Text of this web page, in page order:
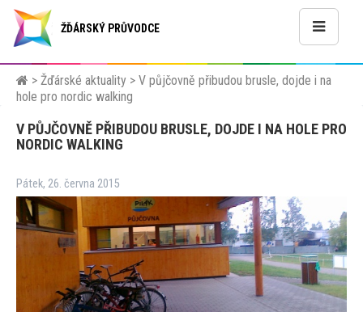
ŽĎÁRSKÝ PRŮVODCE
> Žďárské aktuality > V půjčovně přibudou brusle, dojde i na
hole pro nordic walking
V PŮJČOVNĚ PŘIBUDOU BRUSLE, DOJDE I NA HOLE PRO
NORDIC WALKING
Pátek, 26. června 2015